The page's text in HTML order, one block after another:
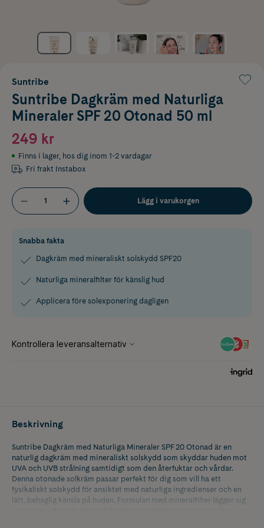
Suntribe
Suntribe Dagkräm med Naturliga
Mineraler SPF 20 Otonad 50 ml
249 kr
Finns i lager, hos dig inom 1-2 vardagar
Fri frakt Instabox
Lägg i varukorgen
Snabba fakta
Dagkräm med mineraliskt solskydd SPF20
Naturliga mineralfilter för känslig hud
Applicera före solexponering dagligen
Beskrivning
Suntribe Dagkräm med Naturliga Mineraler SPF 20 Otonad är en
naturlig dagkräm med mineraliskt solskydd som skyddar huden mot
UVA och UVB strålning samtidigt som den återfuktar och vårdar.
Denna otonade solkräm passar perfekt för dig som vill ha ett
fysikaliskt solskydd för ansiktet med naturliga ingredienser och en
lätt, behaglig känsla på huden. Formulan med mineralfilter lägger sig